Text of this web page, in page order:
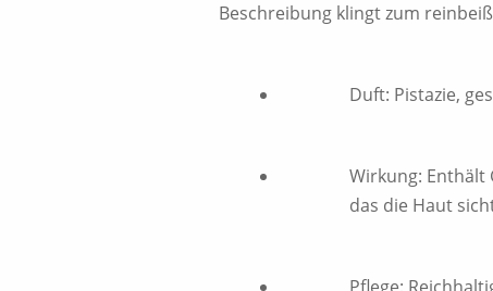
Beschreibung klingt zum
Duft: Pistazie,
Wirkung: Enthält
das die Haut